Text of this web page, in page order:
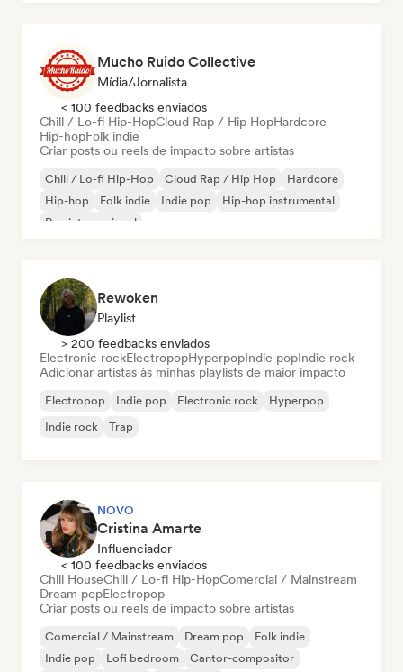
Mucho Ruido Collective
Mídia/Jornalista
< 100 feedbacks enviados
Chill / Lo-fi Hip-HopCloud Rap / Hip HopHardcore
Hip-hopFolk indie
Criar posts ou reels de impacto sobre artistas
Chill / Lo-fi Hip-Hop Cloud Rap / Hip Hop
Hardcore
Hip-hop
Folk indie Indie pop
Hip-hop instrumental
Rap internacional
Rewoken
Playlist
> 200 feedbacks enviados
Electronic rockElectropopHyperpopIndie popIndie rock
Adicionar artistas às minhas playlists de maior impacto
Electropop Indie pop Electronic rock
Hyperpop
Indie rock
Trap
NOVO
Cristina Amarte
Influenciador
< 100 feedbacks enviados
Chill HouseChill / Lo-fi Hip-HopComercial / Mainstream
Dream popElectropop
Criar posts ou reels de impacto sobre artistas
Comercial / Mainstream Dream pop
Folk indie
Indie pop
Lofi bedroom Cantor-compositor